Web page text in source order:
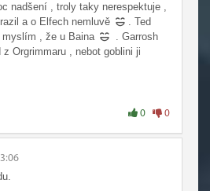
nadšení , troly taky nerespektuje ,
a o Elfech nemluvě
. Ted
, že u Baina
. Garrosh
Orgrimmaru , nebot goblini ji
po celém světě ... Nějak
, ale 100 % byl lepší Warchief
jsem si to odpustit
0 0